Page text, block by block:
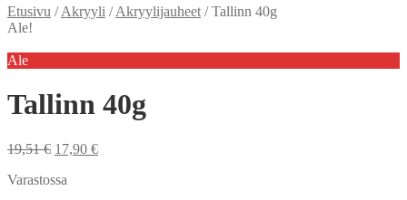
Etusivu /Akryyli /Akryylijauheet /Tallinn 40g
Ale!
Ale
Tallinn 40g
19,51€ Alkuperäinen
oli:
17,90 €Nykyinen
Varastossa